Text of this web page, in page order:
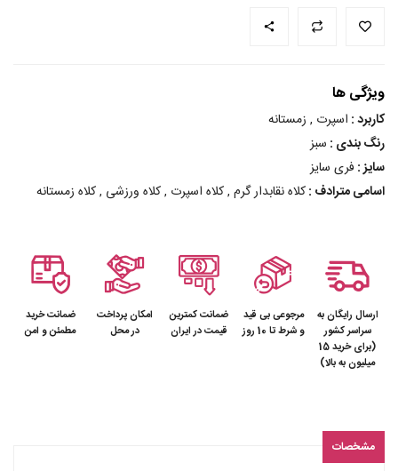
ویژگی ها
کاربرد : اسپرت , زمستانه
رنگ بندی : سبز
سایز : فری سایز
اسامی مترادف :کلاه نقابدار گرم , کلاه اسپرت , کلاه ورزشی , کلاه زمستانه
ارسال رایگان به
سراسر کشور
(برای خرید 15
میلیون به بالا)
مرجوعی بی قید
و شرط تا 10 روز
ضمانت کمترین
قیمت در ایران
امکان پرداخت
در محل
ضمانت خرید
مطمئن و امن
مشخصات